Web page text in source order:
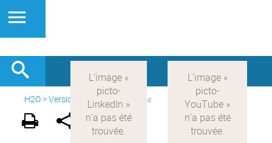
H2O>Version anglaise > Initiatives